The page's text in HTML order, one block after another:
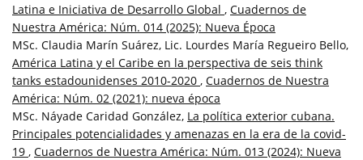
Latina e Iniciativa de Desarrollo Global , Cuadernos de
Nuestra América: Núm. 014 (2025): Nueva Época
MSc. Claudia Marín Suárez, Lic. Lourdes María Regueiro Bello,
América Latina y el Caribe en la perspectiva de seis think
tanks estadounidenses 2010-2020 , Cuadernos de Nuestra
América: Núm. 02 (2021): nueva época
MSc. Náyade Caridad González, La política exterior cubana.
Principales potencialidades y amenazas en la era de la covid-
19 , Cuadernos de Nuestra América: Núm. 013 (2024): Nueva